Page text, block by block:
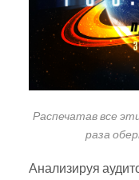
Распечатав все
раза
Анализируя